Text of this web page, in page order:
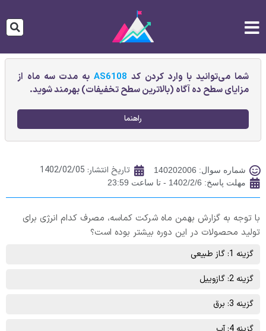
شما می‌توانید با وارد کردن کد AS6108به مدت سه ماه از
مزایای سطح ده آگاه (بالاترین سطح تخفیفات) بهرمند شوید.
راهنما
شماره سوال: 140202006 تاریخ انتشار: 1402/02/05
مهلت پاسخ: 1402/2/6 - تا ساعت 23:59
با توجه به گزارش بهمن ماه شرکت کماسه، مصرف کدام انرژی برای
تولید محصولات در این دوره بیشتر بوده است؟
گزینه 1: گاز طبیعی
گزینه 2: گازوییل
گزینه 3: برق